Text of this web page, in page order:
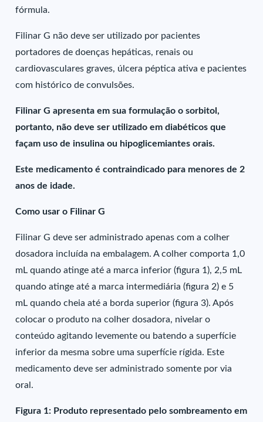
fórmula.
Filinar G não deve ser utilizado por pacientes
portadores de doenças hepáticas, renais ou
cardiovasculares graves, úlcera péptica ativa e pacientes
com histórico de convulsões.
Filinar G apresenta em sua formulação o sorbitol,
portanto, não deve ser utilizado em diabéticos que
façam uso de insulina ou hipoglicemiantes orais.
Este medicamento é contraindicado para menores de 2
anos de idade.
Como usar o Filinar G
Filinar G deve ser administrado apenas com a colher
dosadora incluída na embalagem. A colher comporta 1,0
mL quando atinge até a marca inferior (figura 1), 2,5 mL
quando atinge até a marca intermediária (figura 2) e 5
mL quando cheia até a borda superior (figura 3). Após
colocar o produto na colher dosadora, nivelar o
conteúdo agitando levemente ou batendo a superfície
inferior da mesma sobre uma superfície rígida. Este
medicamento deve ser administrado somente por via
oral.
Figura 1: Produto representado pelo sombreamento em